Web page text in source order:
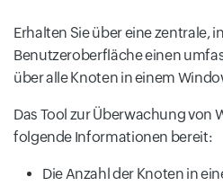
Erhalten Sie über eine zentrale,
Benutzeroberfläche einen
über alle Knoten in einem
Das Tool zur Überwachung von
folgende Informationen bereit:
Die Anzahl der Knoten in